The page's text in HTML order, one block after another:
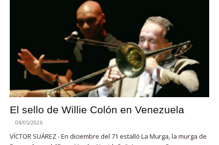
El sello de Willie Colón en Venezuela
- 04/05/2026
VÍCTOR SUÁREZ - En diciembre del 71 estalló La Murga, la murga de